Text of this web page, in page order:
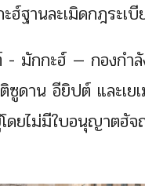
ฮ์ฐานละเมิดกฎระ
- มักกะฮ์ — กองก
ดาน อียิปต์ และเย
ดยไม่มีใบอนุญาต